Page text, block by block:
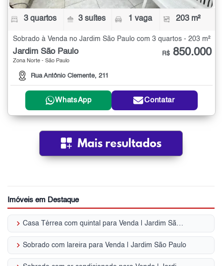
3 quartos 3 suítes 1 vaga 203 m²
Sobrado à Venda no Jardim São Paulo com 3 quartos - 203 m²
Jardim São Paulo
Zona Norte - São Paulo
Rua Antônio Clemente, 211
R$ 850.000
WhatsApp Contatar
Imóveis em Destaque
keyboard_arrow_right Casa Térrea com quintal para Venda | Jardim São Paulo
keyboard_arrow_right Sobrado com lareira para Venda | Jardim São Paulo